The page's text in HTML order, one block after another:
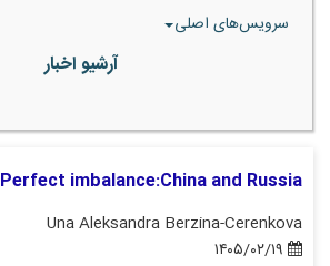
سرویس‌های اصلی
آرشیو اخبار
Perfect imbalance:China and Russia
Una Aleksandra Berzina-Cerenkova